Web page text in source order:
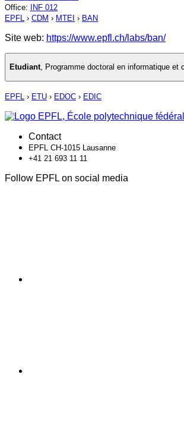
Office:
INF 012
EPFL › CDM › MTEI › BAN
Site web: https://www.epfl.ch/labs/ban/
Etudiant, Programme doctoral en informatique et
EPFL › ETU › EDOC › EDIC
Contact
EPFL CH-1015 Lausanne
+41 21 693 11 11
Follow EPFL on social media